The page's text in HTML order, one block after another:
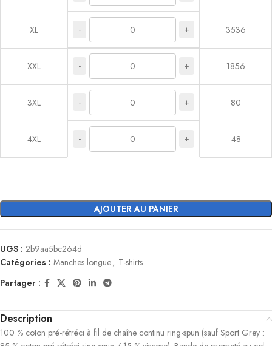
XL - + 3536
XXL - + 1856
3XL - + 80
4XL - + 48
AJOUTER AU PANIER
UGS : 2b9aa5bc264d
Catégories : Manches longue, T-shirts
Partager :
Description
100 % coton pré-rétréci à fil de chaîne continu ring-spun (sauf Sport Grey :